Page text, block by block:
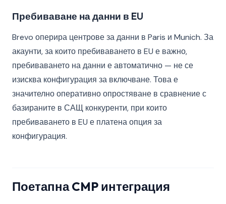
Пребиваване на данни в EU
Brevo оперира центрове за данни в Paris и Munich. За
акаунти, за които пребиваването в EU е важно,
пребиваването на данни е автоматично — не се
изисква конфигурация за включване. Това е
значително оперативно опростяване в сравнение с
базираните в САЩ конкуренти, при които
пребиваването в EU е платена опция за
конфигурация.
Поетапна CMP интеграция